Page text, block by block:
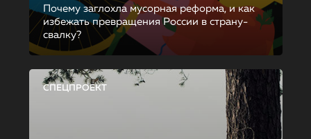
Почему заглохла мусорная реформа, и как
избежать превращения России в страну-
свалку?
СПЕЦПРОЕКТ